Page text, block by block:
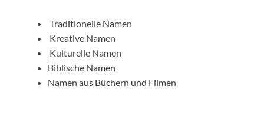
Traditionelle Namen
Kreative Namen
Kulturelle Namen
Biblische Namen
Namen aus Büchern und Filmen